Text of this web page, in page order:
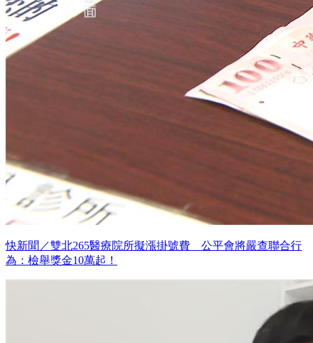
快新聞／雙北265醫療院所擬漲掛號費 公平會將嚴查聯合行
為：檢舉獎金10萬起！